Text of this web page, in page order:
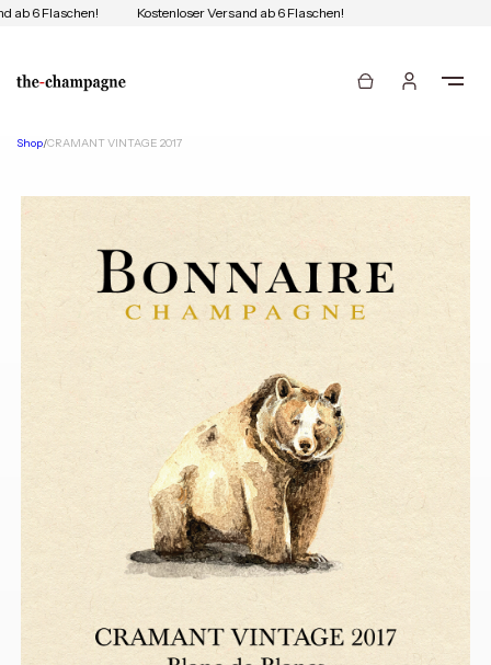
ab 6 Flaschen! Kostenloser Versand ab 6 Flaschen!
Shop/CRAMANT VINTAGE 2017